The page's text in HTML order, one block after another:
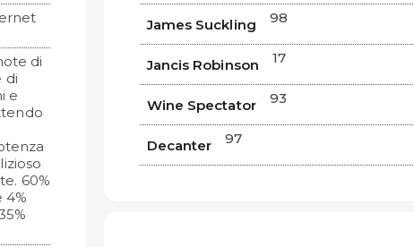
di
di
e
60%
4%
James Suckling 98
Jancis Robinson 17
Wine Spectator 93
Decanter 97